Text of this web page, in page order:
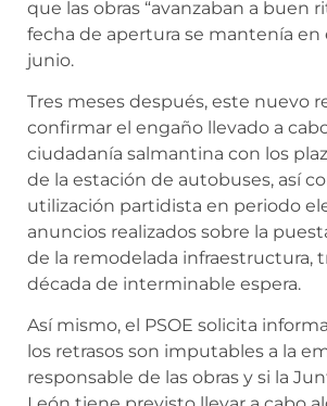
que las obras “avanzaban a buen
fecha de apertura se mantenía en
junio.
Tres meses después, este nuevo
confirmar el engaño llevado a
ciudadanía salmantina con los
de la estación de autobuses, así
utilización partidista en periodo
anuncios realizados sobre la
de la remodelada infraestructura,
década de interminable espera.
Así mismo, el PSOE solicita
los retrasos son imputables a la
responsable de las obras y si la